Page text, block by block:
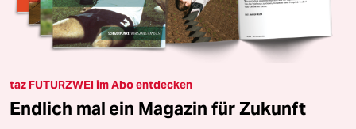
taz FUTURZWEI im Abo entdecken
Endlich mal ein Magazin für Zukunft